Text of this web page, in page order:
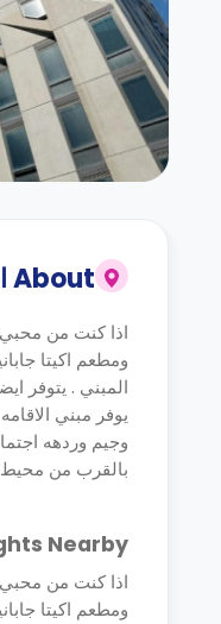
About
اذا كنت من محبي
ومطعم اكيتا
المبني . يتوفر
يوفر مبني
وجيم وردهه
بالقرب من محيط
Nearby:
اذا كنت من محبي
ومطعم اكيتا